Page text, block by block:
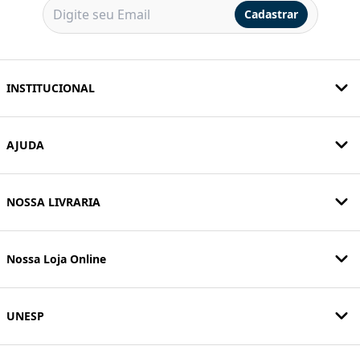
Cadastrar
INSTITUCIONAL
AJUDA
NOSSA LIVRARIA
Nossa Loja Online
UNESP